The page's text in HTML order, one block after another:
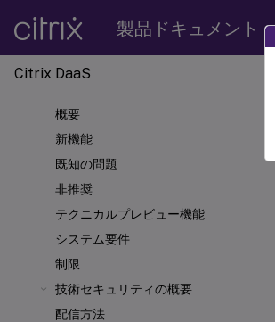
製品ドキュメント
Citrix DaaS
概要
新機能
既知の問題
非推奨
テクニカルプレビュー機能
システム要件
制限
技術セキュリティの概要
配信方法